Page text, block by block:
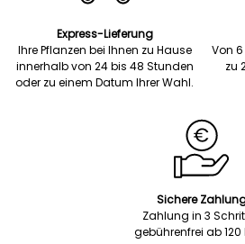
Express-Lieferung
Ihre Pflanzen bei Ihnen zu Hause
innerhalb von 24 bis 48 Stunden
oder zu einem Datum Ihrer Wahl.
Von
zu
Sichere
Zahlung in 3
gebührenfrei ab 120